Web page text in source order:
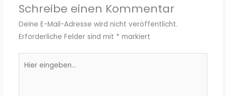
Schreibe einen Kommentar
Deine E-Mail-Adresse wird nicht veröffentlicht.
Erforderliche Felder sind mit * markiert
eingeben…